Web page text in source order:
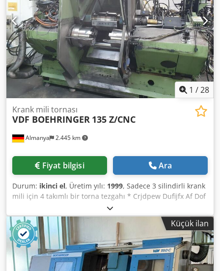
1 /28
Almanya 2.445 km
Krank mili tornası
VDF BOEHRINGER 135 Z/CNC
Fiyat bilgisi Ara
Durum: ikinci el, Üretim yılı: 1999, Sadece 3 silindirli krank
mili için 4 takımlı bir torna tezgahı * Crjdpew Dufijfx Af Dof
Küçük ilan